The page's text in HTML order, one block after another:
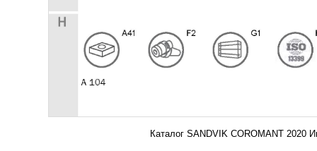
Каталог SANDVIK COROMANT 2020